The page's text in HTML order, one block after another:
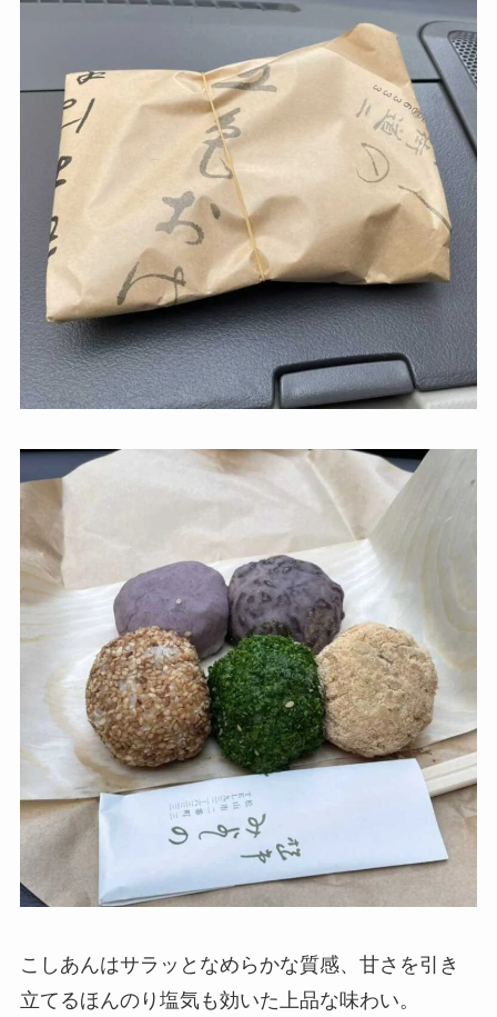
こしあんはサラッとなめらかな質感、甘さを引き
立てるほんのり塩気も効いた上品な味わい。